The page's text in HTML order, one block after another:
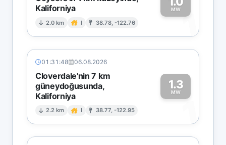
Kaliforniya
2.0 km I 38.78, -122.76
MW1
01:31:48 06.08.2026
Cloverdale'nin 7 km
güneydoğusunda,
Kaliforniya
2.2 km I 38.77, -122.95
1.3
MW
1